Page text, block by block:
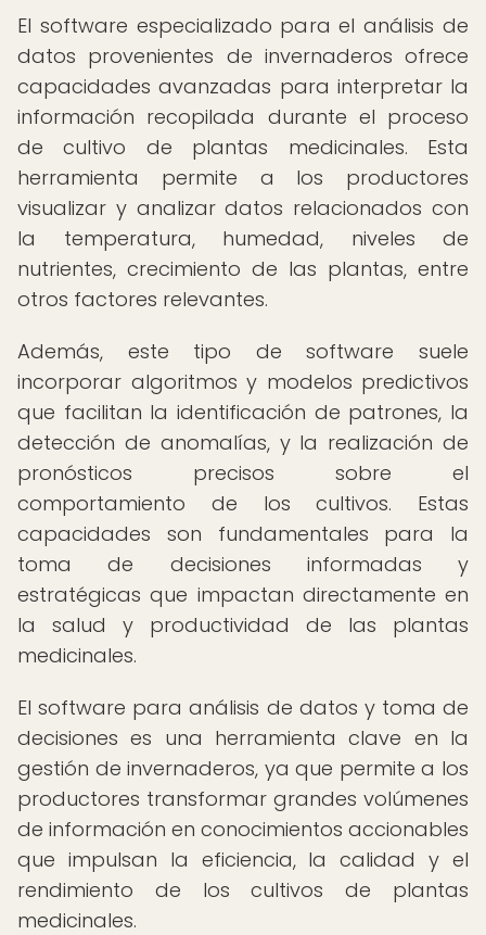
El software especializado para el análisis de
datos provenientes de invernaderos ofrece
capacidades avanzadas para interpretar la
información recopilada durante el proceso
de cultivo de plantas medicinales. Esta
herramienta permite a los productores
visualizar y analizar datos relacionados con
la temperatura, humedad, niveles de
nutrientes, crecimiento de las plantas, entre
otros factores relevantes.
Además, este tipo de software suele
incorporar algoritmos y modelos predictivos
que facilitan la identificación de patrones, la
detección de anomalías, y la realización de
pronósticos precisos sobre el
comportamiento de los cultivos. Estas
capacidades son fundamentales para la
toma de decisiones informadas y
estratégicas que impactan directamente en
la salud y productividad de las plantas
medicinales.
El software para análisis de datos y toma de
decisiones es una herramienta clave en la
gestión de invernaderos, ya que permite a los
productores transformar grandes volúmenes
de información en conocimientos accionables
que impulsan la eficiencia, la calidad y el
rendimiento de los cultivos de plantas
medicinales.